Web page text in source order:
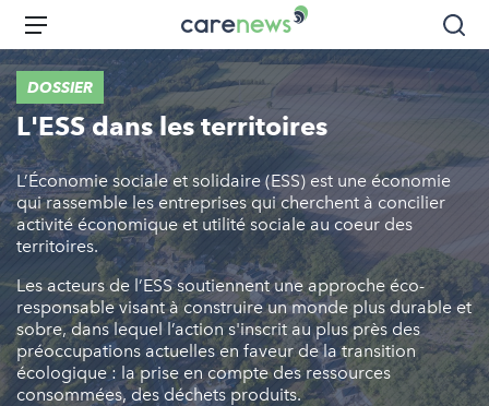
Aller
contenu
principal
Carenews,
Le
média
des
acteurs
de
l'engagement
Menu
DOSSIER
L'ESS dans les territoires
L’Économie sociale et solidaire (ESS) est une économie
qui rassemble les entreprises qui cherchent à concilier
activité économique et utilité sociale au coeur des
territoires.
Les acteurs de l’ESS soutiennent une approche éco-
responsable visant à construire un monde plus durable et
sobre, dans lequel l’action s'inscrit au plus près des
préoccupations actuelles en faveur de la transition
écologique : la prise en compte des ressources
consommées, des déchets produits.